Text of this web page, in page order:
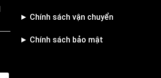
► Chính sách vận chuyển
► Chính sách bảo mật